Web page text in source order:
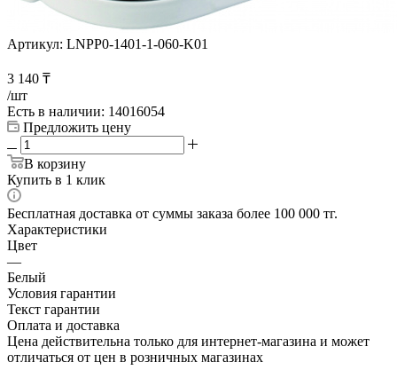
Артикул: LNPP0-1401-1-060-K01
3 140 ₸
/шт
Есть в наличии: 14016054
Предложить цену
В корзину
Купить в 1 клик
Бесплатная доставка от суммы заказа более 100 000 тг.
Характеристики
Цвет
—
Белый
Условия гарантии
Текст гарантии
Оплата и доставка
Цена действительна только для интернет-магазина и может
отличаться от цен в розничных магазинах